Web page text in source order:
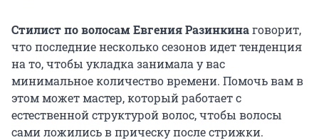
Стилист по волосам Евгения Разинкинаговорит,
что последние несколько сезонов идет тенденция
на то, чтобы укладка занимала у вас
минимальное количество времени. Помочь вам в
этом может мастер, который работает с
естественной структурой волос, чтобы волосы
сами ложились в прическу после стрижки.